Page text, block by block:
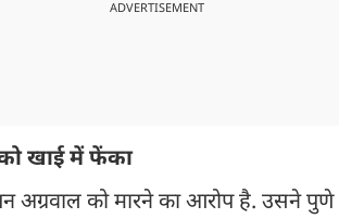
ADVERTISEMENT
खाई में फेंका
को मारने का आरोप है. उसने पुणे